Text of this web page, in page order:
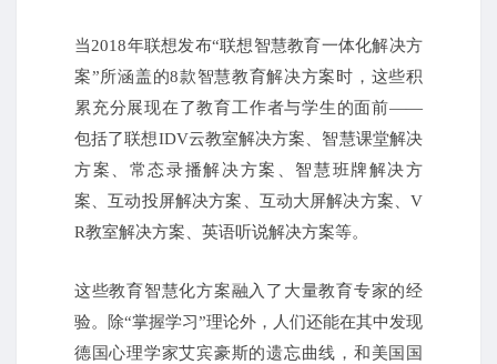
当2018年联想发布“联想智慧教育一体化解决方
案”所涵盖的8款智慧教育解决方案时，这些积
累充分展现在了教育工作者与学生的面前——
包括了联想IDV云教室解决方案、智慧课堂解决
方案、常态录播解决方案、智慧班牌解决方
案、互动投屏解决方案、互动大屏解决方案、V
R教室解决方案、英语听说解决方案等。
这些教育智慧化方案融入了大量教育专家的经
验。除“掌握学习”理论外，人们还能在其中发现
德国心理学家艾宾豪斯的遗忘曲线，和美国国